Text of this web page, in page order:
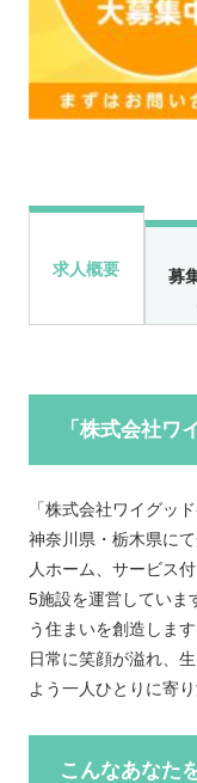
求人概要 募
「株式会社ワ
「株式会社ワイグッ
神奈川県・栃木県に
人ホーム、サービス
5施設を運営していま
う住まいを創造しま
日常に笑顔が溢れ、
よう一人ひとりに寄
こんなあなた